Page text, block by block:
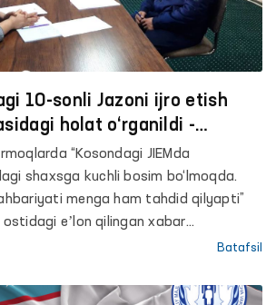
10-sonli Jazoni ijro etish
holat o‘rganildi -
“Kosondagi JIEMda
shaxsga kuchli bosim bo‘lmoqda.
menga ham tahdid qilyapti”
eʼlon qilingan xabar
Qashqadaryo viloyatidagi
zudlik bilan monitoring amalga
Batafsil